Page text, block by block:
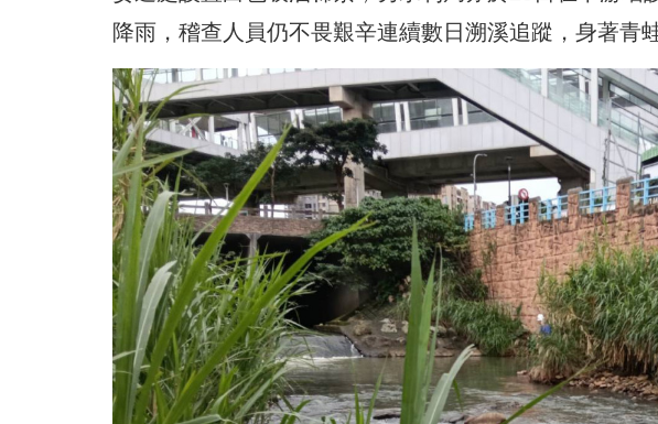
降雨，稽查人員仍不畏艱辛連續數日溯溪追蹤，身著青